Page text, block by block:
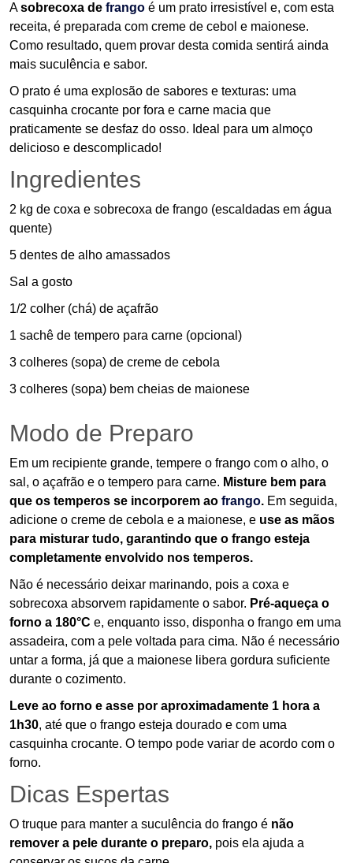
Asobrecoxa de frango é um prato irresistível e, com esta
receita, é preparada com creme de cebol e maionese.
Como resultado, quem provar desta comida sentirá ainda
mais suculência e sabor.
O prato é uma explosão de sabores e texturas: uma
casquinha crocante por fora e carne macia que
praticamente se desfaz do osso. Ideal para um almoço
delicioso e descomplicado!
Ingredientes
2 kg de coxa e sobrecoxa de frango (escaldadas em água
quente)
5 dentes de alho amassados
Sal a gosto
1/2 colher (chá) de açafrão
1 sachê de tempero para carne (opcional)
3 colheres (sopa) de creme de cebola
3 colheres (sopa) bem cheias de maionese
Modo de Preparo
Em um recipiente grande, tempere o frango com o alho, o
sal, o açafrão e o tempero para carne. Misture bem para
que os temperos se incorporem ao frango. Em seguida,
adicione o creme de cebola e a maionese, e use as mãos
para misturar tudo, garantindo que o frango esteja
completamente envolvido nos temperos.
Não é necessário deixar marinando, pois a coxa e
sobrecoxa absorvem rapidamente o sabor. Pré-aqueça o
forno a 180°C e, enquanto isso, disponha o frango em uma
assadeira, com a pele voltada para cima. Não é necessário
untar a forma, já que a maionese libera gordura suficiente
durante o cozimento.
Leve ao forno e asse por aproximadamente 1 hora a
1h30, até que o frango esteja dourado e com uma
casquinha crocante. O tempo pode variar de acordo com o
forno.
Dicas Espertas
O truque para manter a suculência do frango é não
remover a pele durante o preparo, pois ela ajuda a